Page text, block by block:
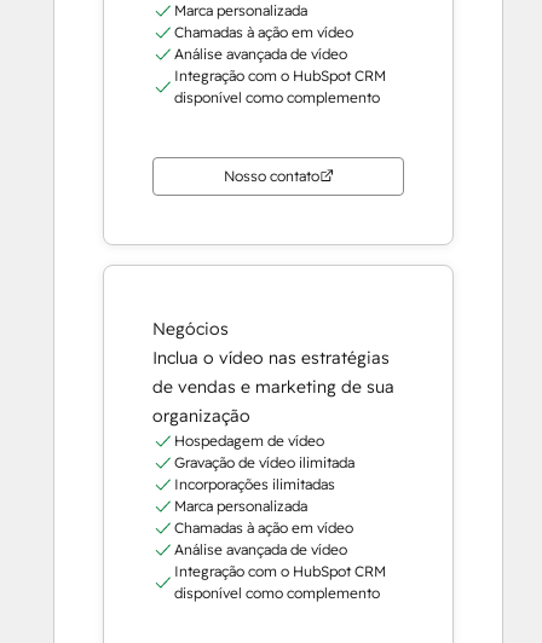
Marca personalizada
Chamadas à ação em vídeo
Análise avançada de vídeo
Integração com o HubSpot CRM
disponível como complemento
Nosso contato
Negócios
Inclua o vídeo nas estratégias
de vendas e marketing de sua
organização
Hospedagem de vídeo
Gravação de vídeo ilimitada
Incorporações ilimitadas
Marca personalizada
Chamadas à ação em vídeo
Análise avançada de vídeo
Integração com o HubSpot CRM
disponível como complemento